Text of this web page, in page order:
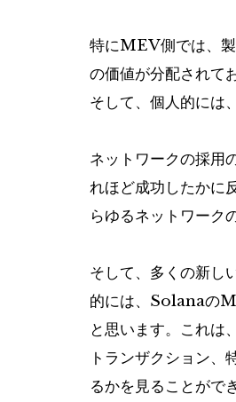
特にMEV側では、
の価値が分配されて
そして、個人的には
ネットワークの採用
れほど成功したかに
らゆるネットワーク
そして、多くの新し
的には、Solanaの
と思います。これは
トランザクション
るかを見ることがで